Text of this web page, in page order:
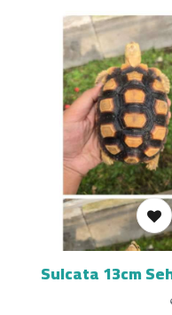
Sulcata 13cm